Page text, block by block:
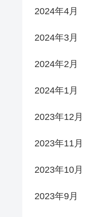
2024年4月
2024年3月
2024年2月
2024年1月
2023年12月
2023年11月
2023年10月
2023年9月